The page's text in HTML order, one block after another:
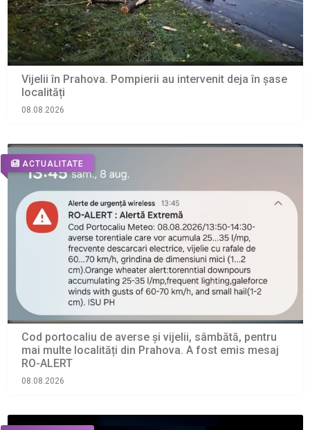
Vijelii în Prahova. Pompierii au intervenit deja în șase
localități
08.08.2026
ACTUALITATE
Cod portocaliu de averse și vijelii, sâmbătă, pentru
mai multe localități din Prahova. A fost emis mesaj
RO-ALERT
08.08.2026